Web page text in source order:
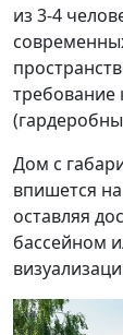
из 3-4
Дом с
впишется
оставляя
бассейном